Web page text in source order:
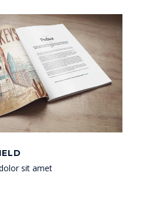
sit amet